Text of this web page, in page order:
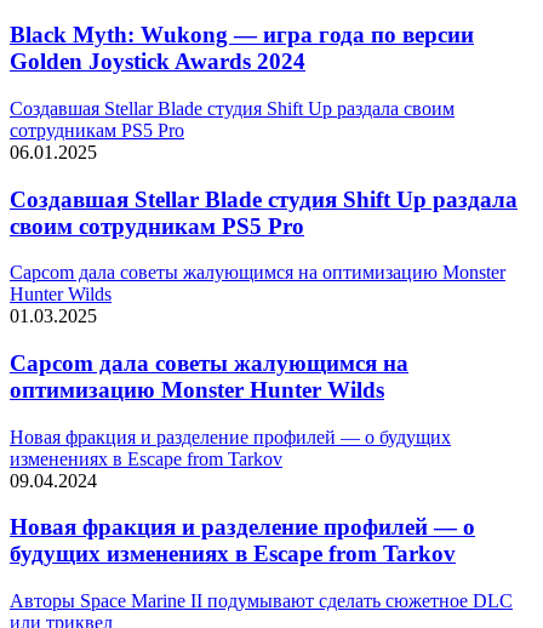
Black Myth: Wukong — игра года по версии
Golden Joystick Awards 2024
Создавшая Stellar Blade студия Shift Up раздала своим
сотрудникам PS5 Pro
06.01.2025
Создавшая Stellar Blade студия Shift Up раздала
своим сотрудникам PS5 Pro
Capcom дала советы жалующимся на оптимизацию Monster
Hunter Wilds
01.03.2025
Capcom дала советы жалующимся на
оптимизацию Monster Hunter Wilds
Новая фракция и разделение профилей — о будущих
изменениях в Escape from Tarkov
09.04.2024
Новая фракция и разделение профилей — о
будущих изменениях в Escape from Tarkov
Авторы Space Marine II подумывают сделать сюжетное DLC
или триквел